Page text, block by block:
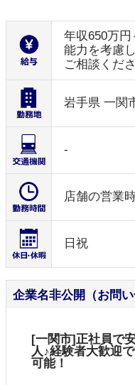
年収650万
能力を考慮
ご相談くだ
岩手県 一関
-
店舗の営業
日祝
企業名非公開（お問い
[一関市]正社員で
人♪経験者大歓迎
可能！